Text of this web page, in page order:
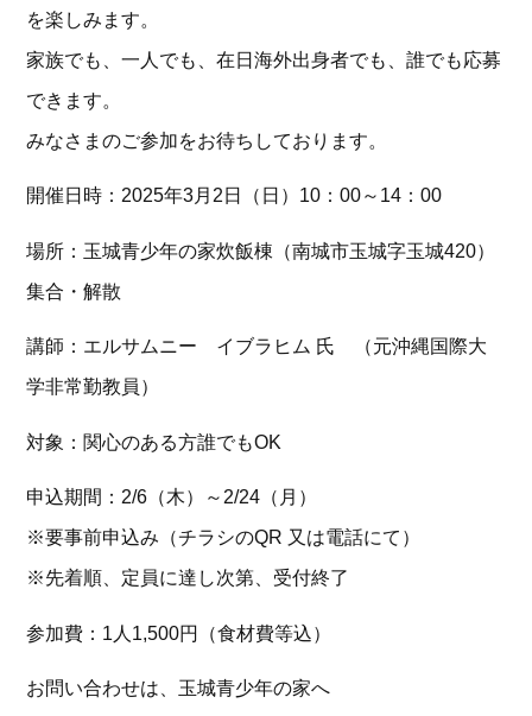
を楽しみます。
家族でも、一人でも、在日海外出身者でも、誰でも応募
できます。
みなさまのご参加をお待ちしております。
開催日時：2025年3月2日（日）10：00～14：00
場所：玉城青少年の家炊飯棟（南城市玉城字玉城420）
集合・解散
講師：エルサムニー イブラヒム 氏 （元沖縄国際大
学非常勤教員）
対象：関心のある方誰でもOK
申込期間：2/6（木）～2/24（月）
※要事前申込み（チラシのQR 又は電話にて）
※先着順、定員に達し次第、受付終了
参加費：1人1,500円（食材費等込）
お問い合わせは、玉城青少年の家へ